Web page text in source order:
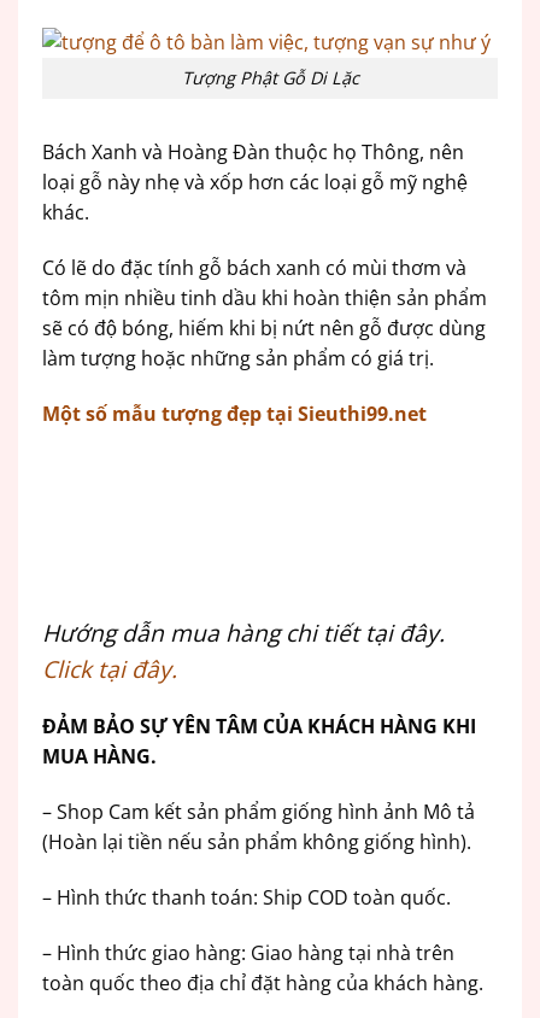
Tượng Phật Gỗ Di Lặc
Bách Xanh và Hoàng Đàn thuộc họ Thông, nên
loại gỗ này nhẹ và xốp hơn các loại gỗ mỹ nghệ
khác.
Có lẽ do đặc tính gỗ bách xanh có mùi thơm và
tôm mịn nhiều tinh dầu khi hoàn thiện sản phẩm
sẽ có độ bóng, hiếm khi bị nứt nên gỗ được dùng
làm tượng hoặc những sản phẩm có giá trị.
Một số mẫu tượng đẹp tại Sieuthi99.net
Hướng dẫn mua hàng chi tiết tại đây.
Click tại đây.
ĐẢM BẢO SỰ YÊN TÂM CỦA KHÁCH HÀNG KHI
MUA HÀNG.
– Shop Cam kết sản phẩm giống hình ảnh Mô tả
(Hoàn lại tiền nếu sản phẩm không giống hình).
– Hình thức thanh toán: Ship COD toàn quốc.
– Hình thức giao hàng: Giao hàng tại nhà trên
toàn quốc theo địa chỉ đặt hàng của khách hàng.